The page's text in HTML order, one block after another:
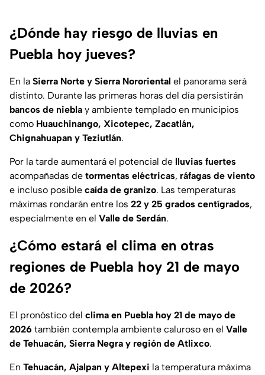
¿Dónde hay riesgo de lluvias en
Puebla hoy jueves?
En la Sierra Norte y Sierra Nororiental el panorama será
distinto. Durante las primeras horas del día persistirán
bancos de niebla y ambiente templado en municipios
como Huauchinango, Xicotepec, Zacatlán,
Chignahuapan y Teziutlán.
Por la tarde aumentará el potencial de lluvias fuertes
acompañadas de tormentas eléctricas, ráfagas de viento
e incluso posible caída de granizo. Las temperaturas
máximas rondarán entre los 22 y 25 grados centígrados,
especialmente en el Valle de Serdán.
¿Cómo estará el clima en otras
regiones de Puebla hoy 21 de mayo
de 2026?
El pronóstico del clima en Puebla hoy 21 de mayo de
2026 también contempla ambiente caluroso en el Valle
de Tehuacán, Sierra Negra y región de Atlixco.
En Tehuacán, Ajalpan y Altepexi la temperatura máxima